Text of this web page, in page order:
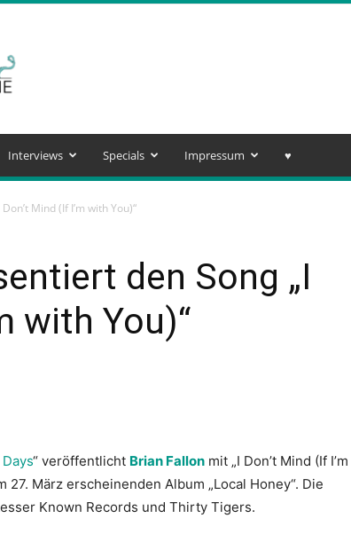
Interviews Specials Impressum ♥️
Mind (If I’m with You)“
den Song „I
with You)“
Days“ veröffentlicht Brian Fallon mit „I Don’t Mind (If I’m
27. März erscheinenden Album „Local Honey“. Die
Known Records und Thirty Tigers.